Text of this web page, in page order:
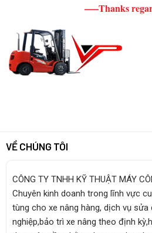
—–Thanks
VỀ CHÚNG TÔI
CÔNG TY TNHH KỸ THUẬT MÁY
Chuyên kinh doanh trong lĩnh vực
tùng cho xe nâng hàng, dịch vụ sửa
nghiệp,bảo trì xe nâng theo định